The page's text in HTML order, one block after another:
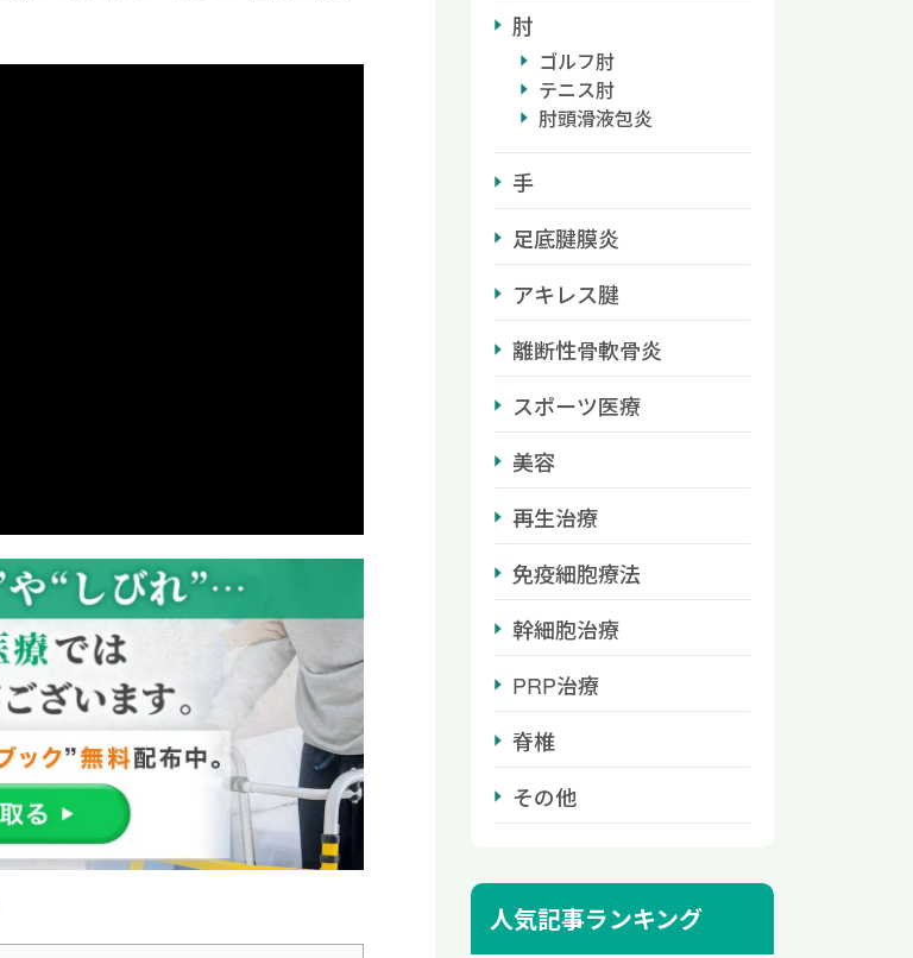
肘
ゴルフ肘
テニス肘
肘頭滑液包炎
手
足底腱膜炎
アキレス腱
離断性骨軟骨炎
スポーツ医療
美容
再生治療
免疫細胞療法
幹細胞治療
PRP治療
脊椎
その他
人気記事ランキング